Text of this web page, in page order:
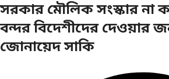
সরকার মৌলিক সংস্কার না
বন্দর বিদেশীদের দেওয়ার
জোনায়েদ সাকি